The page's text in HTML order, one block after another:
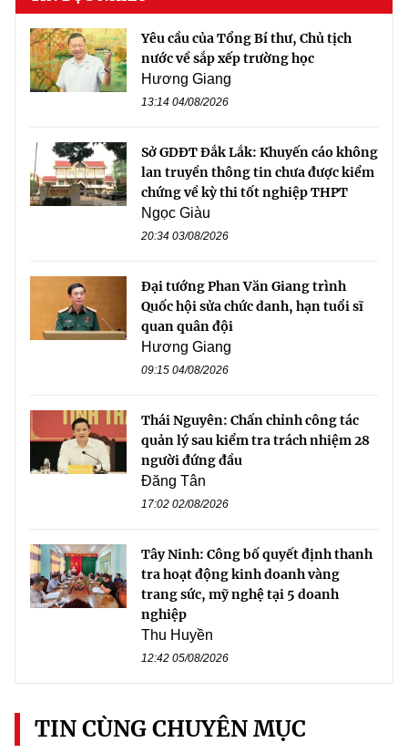
Yêu cầu của Tổng Bí thư, Chủ tịch
nước về sắp xếp trường học
Hương Giang
13:14 04/08/2026
Sở GDĐT Đắk Lắk: Khuyến cáo không
lan truyền thông tin chưa được kiểm
chứng về kỳ thi tốt nghiệp THPT
Ngọc Giàu
20:34 03/08/2026
Đại tướng Phan Văn Giang trình
Quốc hội sửa chức danh, hạn tuổi sĩ
quan quân đội
Hương Giang
09:15 04/08/2026
Thái Nguyên: Chấn chỉnh công tác
quản lý sau kiểm tra trách nhiệm 28
người đứng đầu
Đăng Tân
17:02 02/08/2026
Tây Ninh: Công bố quyết định thanh
tra hoạt động kinh doanh vàng
trang sức, mỹ nghệ tại 5 doanh
nghiệp
Thu Huyền
12:42 05/08/2026
TIN CÙNG CHUYÊN MỤC